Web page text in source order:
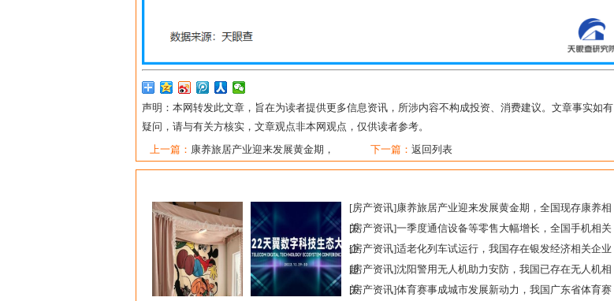
声明：本网转发此文章，旨在为读者提供更多信息资讯，所涉内容不构成投资、消费建议。文章事实如有
疑问，请与有关方核实，文章观点非本网观点，仅供读者参考。
上一篇： 康养旅居产业迎来发展黄金期， 下一篇： 返回列表
[房产资讯]康养旅居产业迎来发展黄金期，全国现存康养相
关
[房产资讯]一季度通信设备等零售大幅增长，全国手机相关
企
[房产资讯]适老化列车试运行，我国存在银发经济相关企业
超
[房产资讯]沈阳警用无人机助力安防，我国已存在无人机相
关
[房产资讯]体育赛事成城市发展新动力，我国广东省体育赛